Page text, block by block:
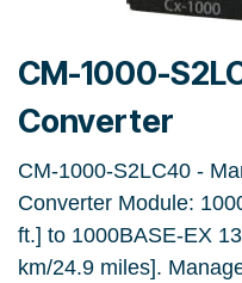
CM-1000-
Converter
CM-1000-S2LC40 -
Converter Module:
ft.] to 1000BASE-EX
km/24.9 miles].